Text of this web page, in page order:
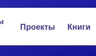
Проекты Книги